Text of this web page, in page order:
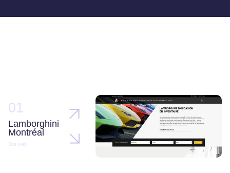
01
Lamborghini
Montréal
Site web